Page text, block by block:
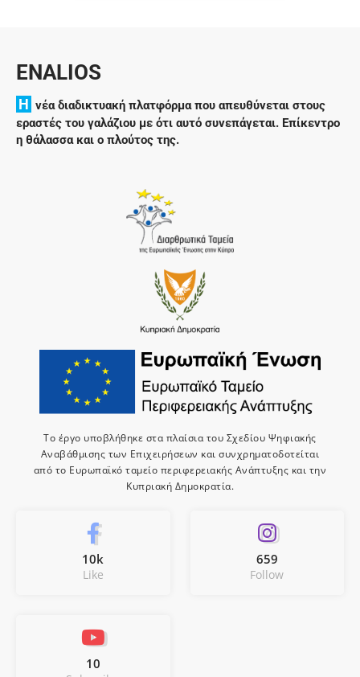
ENALIOS
H νέα διαδικτυακή πλατφόρμα που απευθύνεται στους
εραστές του γαλάζιου με ότι αυτό συνεπάγεται. Επίκεντρο
η θάλασσα και ο πλούτος της.
Το έργο υποβλήθηκε στα πλαίσια του Σχεδίου Ψηφιακής
Αναβάθμισης των Επιχειρήσεων και συνχρηματοδοτείται
από το Ευρωπαϊκό ταμείο περιφερειακής Ανάπτυξης και την
Κυπριακή Δημοκρατία.
10k
Like
659
Follow
10